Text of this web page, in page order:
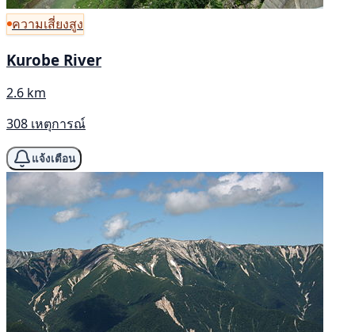
ความเสี่ยงสูง
Kurobe River
2.6 km
308 เหตุการณ์
แจ้งเตือน